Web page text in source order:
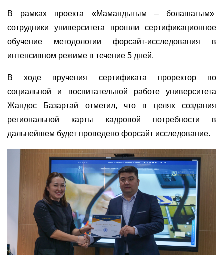
В рамках проекта «Мамандығым – болашағым»
сотрудники университета прошли сертификационное
обучение методологии форсайт-исследования в
интенсивном режиме в течение 5 дней.
В ходе вручения сертификата проректор по
социальной и воспитательной работе университета
Жандос Базартай отметил, что в целях создания
региональной карты кадровой потребности в
дальнейшем будет проведено форсайт исследование.